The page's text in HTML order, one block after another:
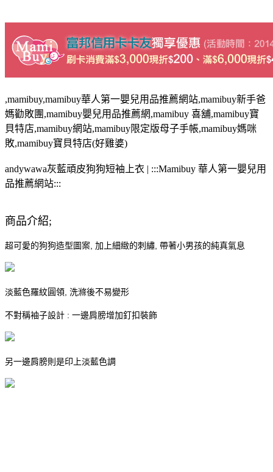
,mamibuy,mamibuy華人第一嬰兒用品推薦網站,mamibuy新手爸
媽勸敗團,mamibuy嬰兒用品推薦網,mamibuy 喜舖,mamibuy寶
貝特店,mamibuy網站,mamibuy限定版母子手帳,mamibuy媽咪
敗,mamibuy寶貝特店(好雞婆)
andywawa灰藍頑皮狗狗短袖上衣 | :::Mamibuy 華人第一嬰兒用
品推薦網站:::
商品介紹;
超可愛的狗狗造型圖案, 加上細緻的刺繡, 帶著小男孩的純真氣息
淡藍色羅紋圓領, 洗滌後不易變形
不對稱袖子設計 : 一邊肩膀增加釘扣裝飾
另一邊肩膀則是印上淡藍色調